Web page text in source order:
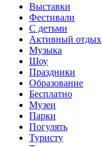
Выставки
Фестивали
С детьми
Активный отдых
Музыка
Шоу
Праздники
Образование
Бесплатно
Музеи
Парки
Погулять
Туристу